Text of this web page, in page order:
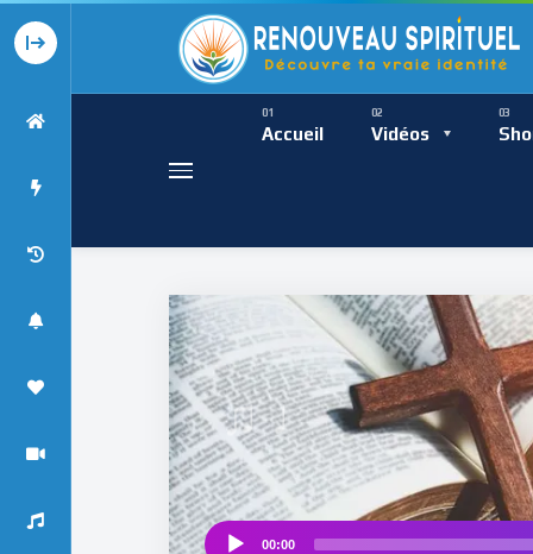
Accueil Vidéos
Présence
Présence
♩
00:00